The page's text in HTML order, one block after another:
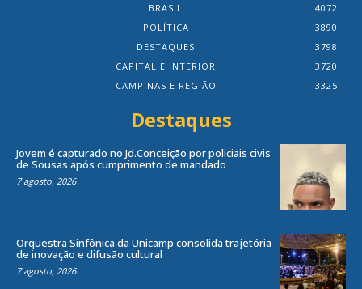
BRASIL
4072
POLÍTICA
3890
DESTAQUES
3798
CAPITAL E INTERIOR
3720
CAMPINAS E REGIÃO
3325
Destaques
Jovem é capturado no Jd.Conceição por policiais civis
de Sousas após cumprimento de mandado
7 agosto, 2026
Orquestra Sinfônica da Unicamp consolida trajetória
de inovação e difusão cultural
7 agosto, 2026